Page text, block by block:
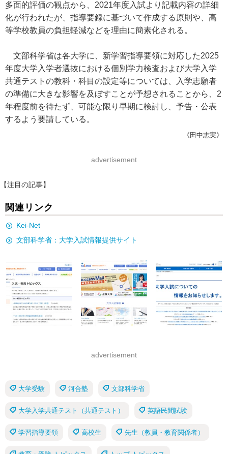
多面的評価の観点から、2021年度入試より記載内容の詳細
化が行われたが、指導要録に基づいて作成する原則や、高
等学校教員の負担軽減などを理由に簡素化される。
文部科学省は各大学に、新学習指導要領に対応した2025
年度大学入学者選抜における個別学力検査および大学入学
共通テストの教科・科目の設定等については、入学志願者
の準備に大きな影響を及ぼすことが予想されることから、2
年程度前を待たず、可能な限り早期に検討し、予告・公表
するよう要請している。
《田中志実》
advertisement
【注目の記事】
関連リンク
Kei-Net
文部科学省：大学入試情報提供サイト
advertisement
大学受験 河合塾 文部科学省
大学入学共通テスト（共通テスト） 英語民間試験
学習指導要領 高校生 先生（教員・教育関係者）